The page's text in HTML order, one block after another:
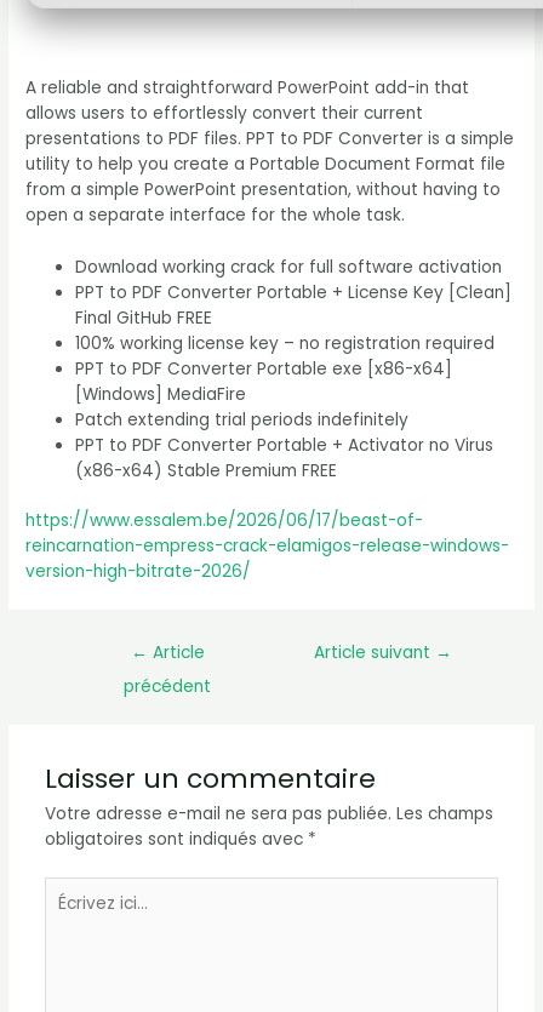
A reliable and straightforward PowerPoint add-in that
allows users to effortlessly convert their current
presentations to PDF files. PPT to PDF Converter is a simple
utility to help you create a Portable Document Format file
from a simple PowerPoint presentation, without having to
open a separate interface for the whole task.
Download working crack for full software activation
PPT to PDF Converter Portable + License Key [Clean]
Final GitHub FREE
100% working license key – no registration required
PPT to PDF Converter Portable exe [x86-x64]
[Windows] MediaFire
Patch extending trial periods indefinitely
PPT to PDF Converter Portable + Activator no Virus
(x86-x64) Stable Premium FREE
https://www.essalem.be/2026/06/17/beast-of-
reincarnation-empress-crack-elamigos-release-windows-
version-high-bitrate-2026/
← Article
précédent
Article suivant →
Laisser un commentaire
Votre adresse e-mail ne sera pas publiée. Les champs
obligatoires sont indiqués avec *
Écrivez
ici…